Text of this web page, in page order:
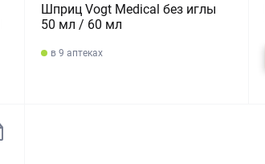
Шприц Vogt Medical без иглы
50 мл / 60 мл
в 9 аптеках